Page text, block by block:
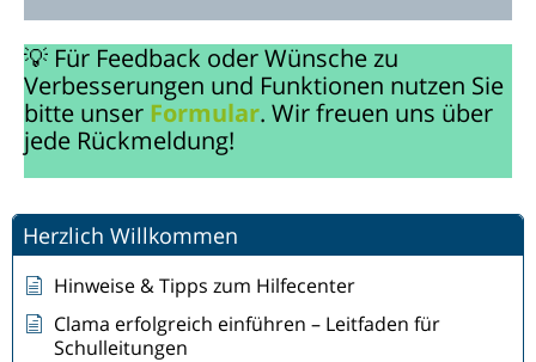
Herzlich Willkommen
Hinweise & Tipps zum Hilfecenter
Clama erfolgreich einführen – Leitfaden für
Schulleitungen
💡 Für Feedback oder Wünsche zu
Verbesserungen und Funktionen nutzen Sie
bitte unser Formular. Wir freuen uns über
jede Rückmeldung!